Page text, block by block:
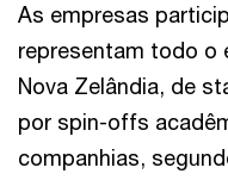
As empresas
representam todo o
Nova Zelândia, de
por spin-offs
companhias,